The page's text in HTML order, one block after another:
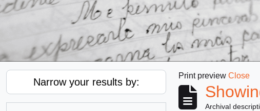
Narrow your results by:
Print preview Close
Archival